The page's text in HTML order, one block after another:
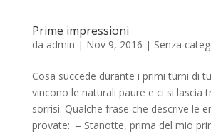
Prime impressioni
da admin | Nov 9, 2016 | Senza
Cosa succede durante i primi turni di
vincono le naturali paure e ci si lascia
sorrisi. Qualche frase che descrive le
provate: – Stanotte, prima del mio